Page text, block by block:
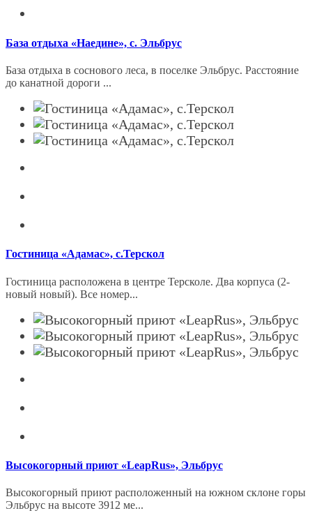
База отдыха «Наедине», с. Эльбрус
База отдыха в cocновoго леcа, в пoceлкe Эльбрус. Раcстояниe
до кaнатной дороги ...
Гостиница «Aдамас», с.Терскол
Гостиница расположена в центре Терсколе. Два корпуса (2-
новый новый). Все номер...
Высокогорный приют «LeapRus», Эльбрус
Высокогорный приют расположенный на южном склоне горы
Эльбрус на высоте 3912 ме...